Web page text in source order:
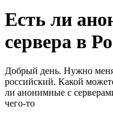
Есть ли
сервера в
Добрый день. Нужно
российский. Какой
ли анонимные с
чего-то